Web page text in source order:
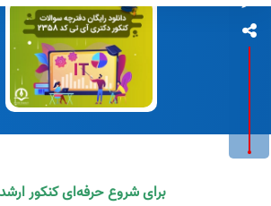
برای شروع حرفه‌ای کنکور